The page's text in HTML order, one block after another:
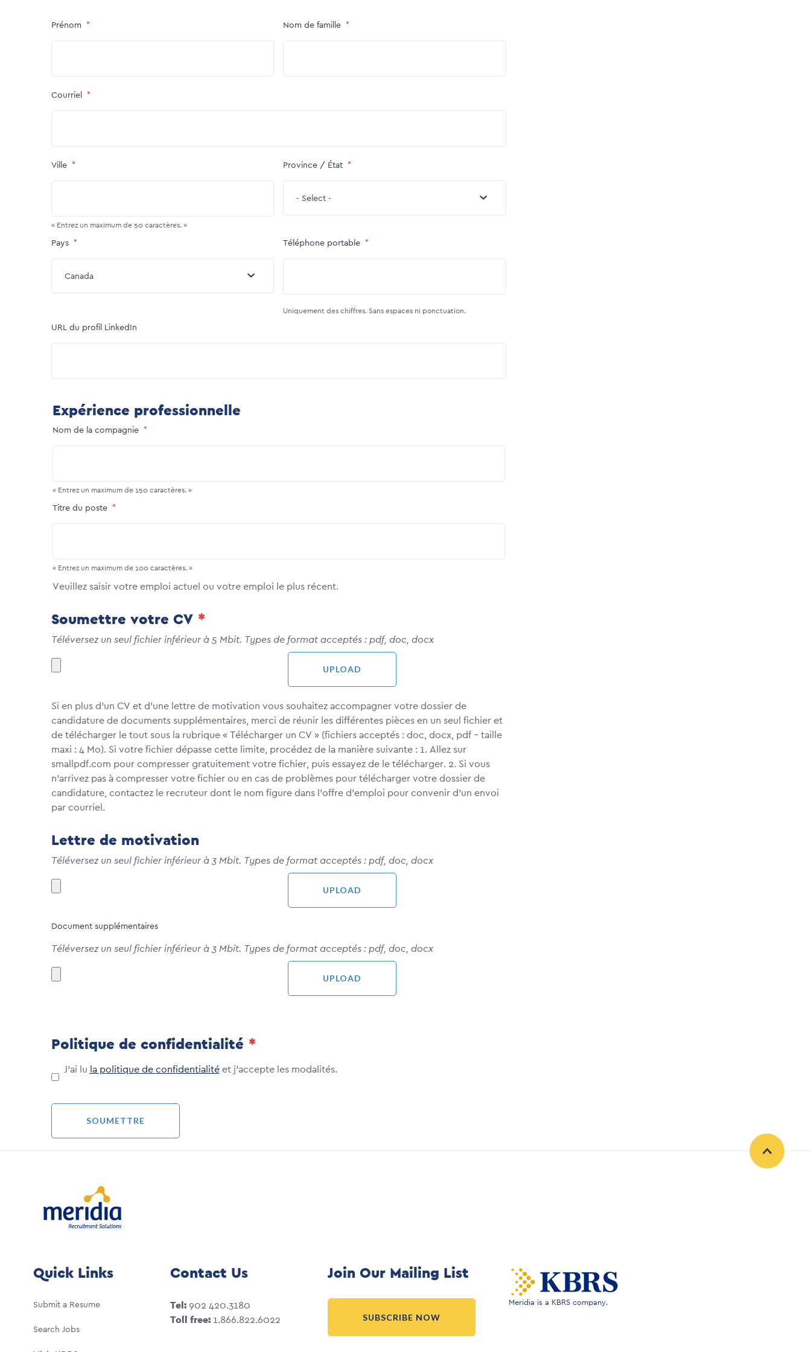
Prénom Nom de famille
Courriel
Ville
« Entrez un maximum de 50 caractères. »
Province / État
- Select -
Pays
Canada
Téléphone portable
Uniquement des chiffres. Sans espaces ni ponctuation.
URL du profil LinkedIn
Expérience professionnelle
Nom de la compagnie
« Entrez un maximum de 150 caractères. »
Titre du poste
« Entrez un maximum de 100 caractères. »
Veuillez saisir votre emploi actuel ou votre emploi le plus récent.
Soumettre votre CV
Téléversez un seul fichier inférieur à 5 Mbit. Types de format acceptés : pdf, doc, docx
Si en plus d’un CV et d’une lettre de motivation vous souhaitez accompagner votre dossier de
candidature de documents supplémentaires, merci de réunir les différentes pièces en un seul fichier et
de télécharger le tout sous la rubrique « Télécharger un CV » (fichiers acceptés : doc, docx, pdf – taille
maxi : 4 Mo). Si votre fichier dépasse cette limite, procédez de la manière suivante : 1. Allez sur
smallpdf.com pour compresser gratuitement votre fichier, puis essayez de le télécharger. 2. Si vous
n’arrivez pas à compresser votre fichier ou en cas de problèmes pour télécharger votre dossier de
candidature, contactez le recruteur dont le nom figure dans l’offre d'emploi pour convenir d’un envoi
par courriel.
Lettre de motivation
Téléversez un seul fichier inférieur à 3 Mbit. Types de format acceptés : pdf, doc, docx
Document supplémentaires
Téléversez un seul fichier inférieur à 3 Mbit. Types de format acceptés : pdf, doc, docx
Politique de confidentialité
J'ai lu la politique de confidentialitéet j'accepte les modalités.
Quick Links
Submit a Resume
Search Jobs
Contact Us
Tel:902 420.3180
Toll free: 1.866.822.6022
Join Our Mailing List
SUBSCRIBE NOW
Meridia is a KBRS company.